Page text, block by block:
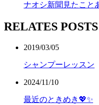
ナオシ新聞見たこと
RELATES POSTS
2019/03/05
シャンプーレッスン
2024/11/10
最近のときめき💖✨